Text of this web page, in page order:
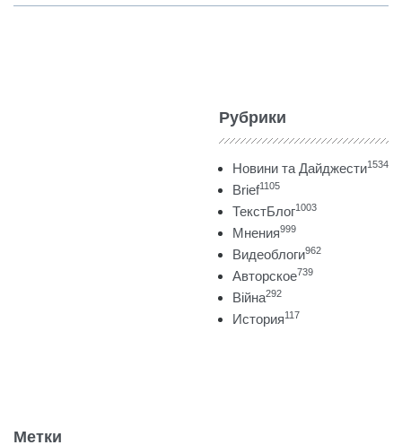
Рубрики
Новини та Дайджести1534
Brief1105
ТекстБлог1003
Мнения999
Видеоблоги962
Авторское739
Війна292
История117
Метки